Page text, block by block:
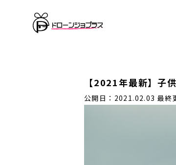
【2021年最新】子
公開日：2021.02.03 最終